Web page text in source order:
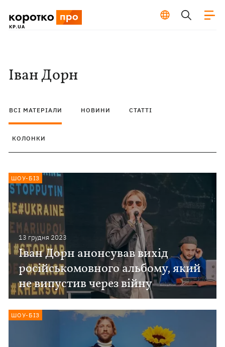
Іван Дорн
ВСІ МАТЕРІАЛИ НОВИНИ СТАТТІ
КОЛОНКИ
13 грудня 2023
Іван Дорн анонсував вихід
російськомовного альбому, який
не випустив через війну
ШОУ-БІЗ
ШОУ-БІЗ